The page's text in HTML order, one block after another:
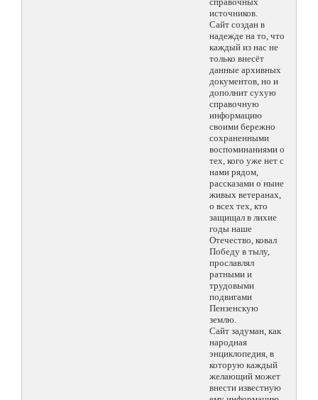
источников.
Сайт создан в
надежде на то, что
каждый из нас не
только внесёт
данные архивных
документов, но и
дополнит сухую
справочную
информацию
своими бережно
сохраненными
воспоминаниями о
тех, кого уже нет с
нами рядом,
рассказами о ныне
живых ветеранах,
о всех тех, кто
защищал в лихие
годы наше
Отечество, ковал
Победу в тылу,
прославлял
ратными и
трудовыми
подвигами
Пензенскую
землю.
Сайт задуман, как
народная
энциклопедия, в
которую каждый
желающий может
внести известную